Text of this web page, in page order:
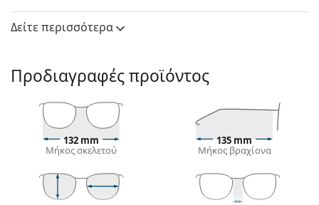
Mexx 6513 100 54είναι γυναικεία γυαλιά ηλίου.
Δείτε πώς φαίνονται πάνω σας αυτά τα γυαλιά ηλίου
Lentiamo.
Το μαύρο χρώμα του σκελετού ταιριάζει απόλυτα
με το δροσερό χρώμα του δέρματος και τα ανοιχτά
ξανθά, ανοιχτά καφέ ή μαύρα μαλλιά.
ιδανική επιλογή για όσους έχουν στρογγυλό, οβάλ
ή τριγωνικό σχήμα προσώπου.
Δείτε περισσότερα
Προδιαγραφές προϊόντος
132 mm
Μήκος σκελετού
135 mm
Μήκος βραχίονα